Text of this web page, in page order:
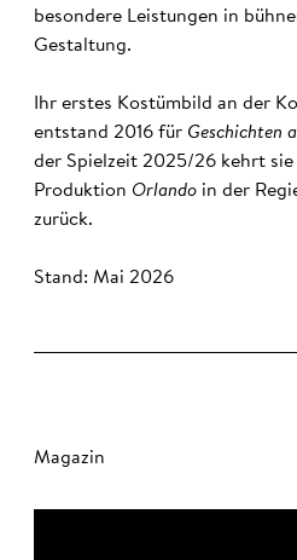
besondere Leistungen in
Gestaltung.
Ihr erstes Kostümbild an der
entstand 2016 für Geschichten
der Spielzeit 2025/26 kehrt sie
Produktion Orlando in der
zurück.
Stand: Mai 2026
Magazin